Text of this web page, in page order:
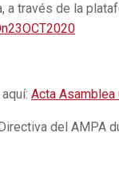
a través de la
Acta Asamblea
del AMPA